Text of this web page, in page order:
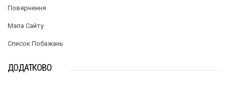
Повернення
Мапа Сайту
Список Побажань
ДОДАТКОВО